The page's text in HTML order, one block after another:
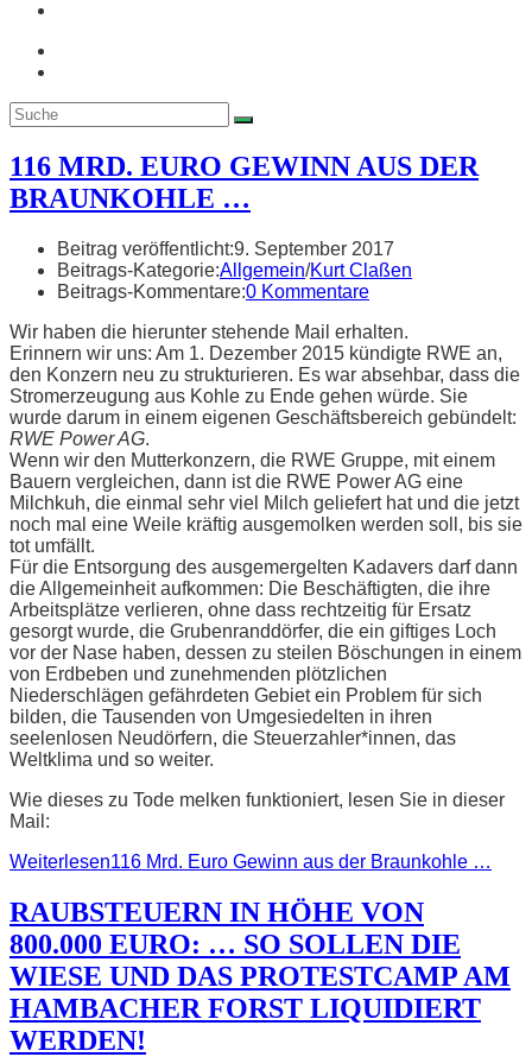
116 MRD. EURO GEWINN AUS DER
BRAUNKOHLE …
Beitrag veröffentlicht:9. September 2017
Beitrags-Kategorie:Allgemein/Kurt Claßen
Beitrags-Kommentare:0 Kommentare
Wir haben die hierunter stehende Mail erhalten.
Erinnern wir uns: Am 1. Dezember 2015 kündigte RWE an,
den Konzern neu zu strukturieren. Es war absehbar, dass die
Stromerzeugung aus Kohle zu Ende gehen würde. Sie
wurde darum in einem eigenen Geschäftsbereich gebündelt:
RWE Power AG.
Wenn wir den Mutterkonzern, die RWE Gruppe, mit einem
Bauern vergleichen, dann ist die RWE Power AG eine
Milchkuh, die einmal sehr viel Milch geliefert hat und die jetzt
noch mal eine Weile kräftig ausgemolken werden soll, bis sie
tot umfällt.
Für die Entsorgung des ausgemergelten Kadavers darf dann
die Allgemeinheit aufkommen: Die Beschäftigten, die ihre
Arbeitsplätze verlieren, ohne dass rechtzeitig für Ersatz
gesorgt wurde, die Grubenranddörfer, die ein giftiges Loch
vor der Nase haben, dessen zu steilen Böschungen in einem
von Erdbeben und zunehmenden plötzlichen
Niederschlägen gefährdeten Gebiet ein Problem für sich
bilden, die Tausenden von Umgesiedelten in ihren
seelenlosen Neudörfern, die Steuerzahler*innen, das
Weltklima und so weiter.
Wie dieses zu Tode melken funktioniert, lesen Sie in dieser
Mail:
Weiterlesen116 Mrd. Euro Gewinn aus der Braunkohle …
RAUBSTEUERN IN HÖHE VON
800.000 EURO: … SO SOLLEN DIE
WIESE UND DAS PROTESTCAMP AM
HAMBACHER FORST LIQUIDIERT
WERDEN!